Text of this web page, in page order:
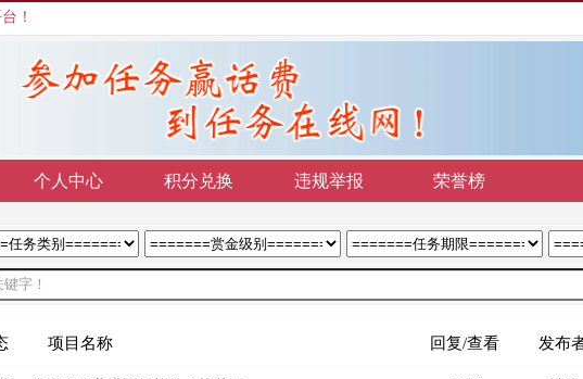
！
个人中心 积分兑换 违规举报 荣誉榜
项目名称 回复/查看 发布